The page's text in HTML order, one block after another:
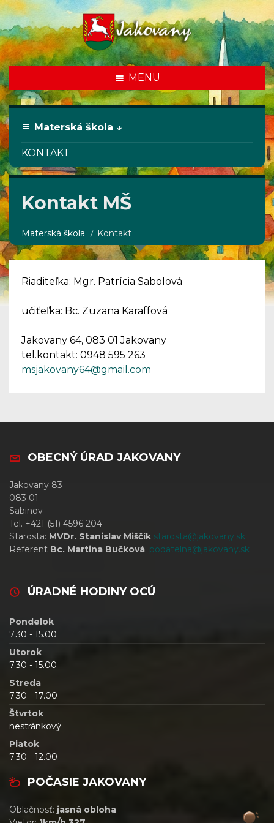
MENU
Kontakt MŠ
Materská škola Kontakt
Riaditeľka: Mgr. Patrícia Sabolová
učiťeľka: Bc. Zuzana Karaffová
Jakovany 64, 083 01 Jakovany
tel.kontakt: 0948 595 263
msjakovany64@gmail.com
Materská škola ↓
KONTAKT
OBECNÝ ÚRAD JAKOVANY
Jakovany 83
083 01
Sabinov
Tel. +421 (51) 4596 204
Starosta: MVDr. Stanislav Miščík starosta@jakovany.sk
Referent Bc. Martina Bučková: podatelna@jakovany.sk
ÚRADNÉ HODINY OCÚ
Pondelok
7.30 - 15.00
Utorok
7.30 - 15.00
Streda
7.30 - 17.00
Štvrtok
nestránkový
Piatok
7.30 - 12.00
POČASIE JAKOVANY
Oblačnosť: jasná obloha